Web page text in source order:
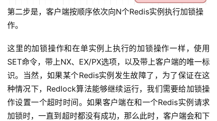
第二步是，客户端按顺序依次向N个Redis实例执行加锁操
作。
这里的加锁操作和在单实例上执行的加锁操作一样，使用
SET命令，带上NX、EX/PX选项，以及带上客户端的唯一标
识。当然，如果某个Redis实例发生故障了，为了保证在这
种情况下，Redlock算法能够继续运行，我们需要给加锁操
作设置一个超时时间。如果客户端在和一个Redis实例请求
加锁时，一直到超时都没有成功，那么此时，客户端会和下